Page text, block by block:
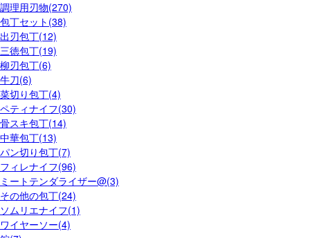
調理用刃物(270)
包丁セット(38)
出刃包丁(12)
三徳包丁(19)
柳刃包丁(6)
牛刀(6)
菜切り包丁(4)
ペティナイフ(30)
骨スキ包丁(14)
中華包丁(13)
パン切り包丁(7)
フィレナイフ(96)
ミートテンダライザー@(3)
その他の包丁(24)
ソムリエナイフ(1)
ワイヤーソー(4)